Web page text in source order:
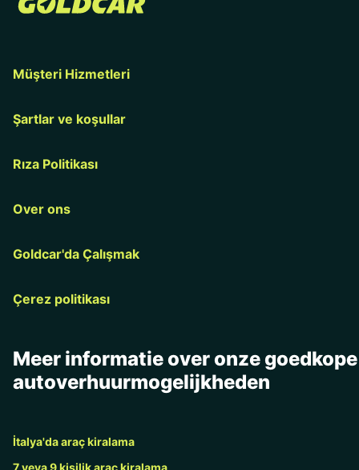
Müşteri Hizmetleri
Şartlar ve koşullar
Rıza Politikası
Over ons
Goldcar'da Çalışmak
Çerez politikası
Meer informatie over onze goedkope
autoverhuurmogelijkheden
İtalya'da araç kiralama